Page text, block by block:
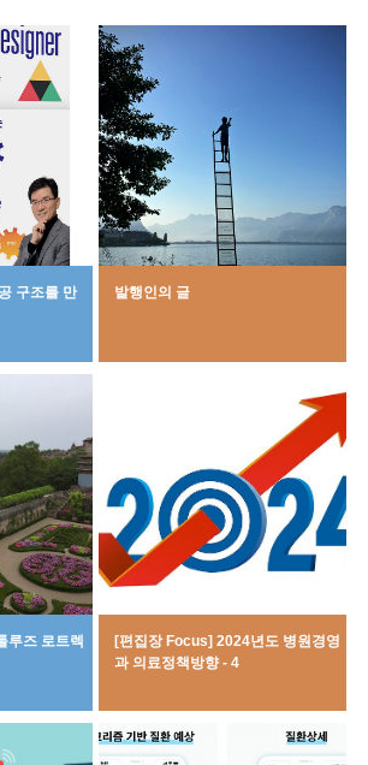
구조를 만
발행인의 글
루즈 로트렉
[편집장 Focus] 2024년도 병원경영
과 의료정책방향 - 4